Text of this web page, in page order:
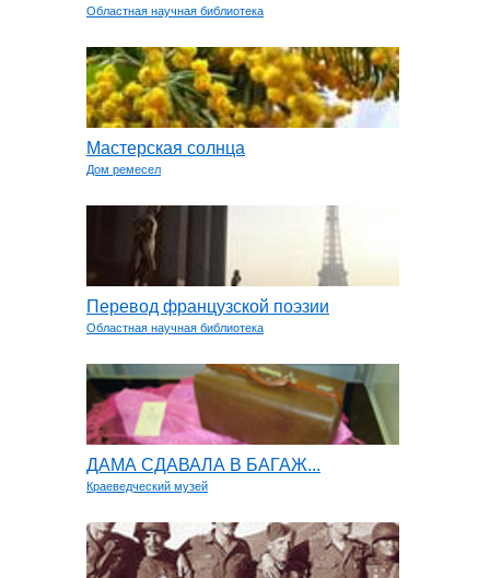
Областная научная библиотека
Мастерская солнца
Дом ремесел
Перевод французской поэзии
Областная научная библиотека
ДАМА СДАВАЛА В БАГАЖ...
Краеведческий музей